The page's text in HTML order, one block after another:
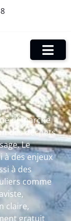
démarche
des déchets
Le
à des enjeux
à des
comme
claire,
gratuit